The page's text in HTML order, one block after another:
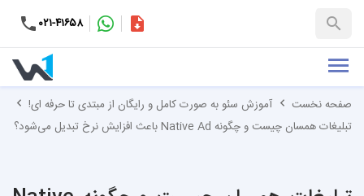
۰۲۱-۴۱۶۵۸
+۹۸-کاتالوگ
صفحه نخست
آموزش سئو به صورت کامل و رایگان از مبتدی تا حرفه ای!
تبلیغات همسان چیست و چگونه Native Ad باعث افزایش نرخ تبدیل می‌شود؟